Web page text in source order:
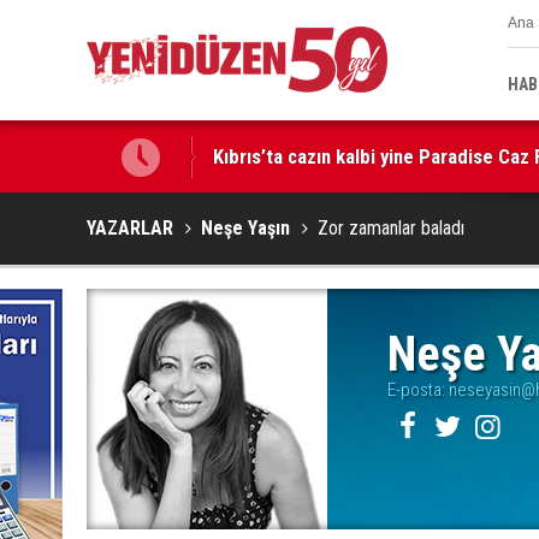
Ana
Kıbrıs’ta cazın kalbi yine Paradise
GÜÇ-SEN: “Silo kazasına benzer bir
YAZARLAR Neşe Yaşın Zor zamanlar baladı
Neşe
E-posta: